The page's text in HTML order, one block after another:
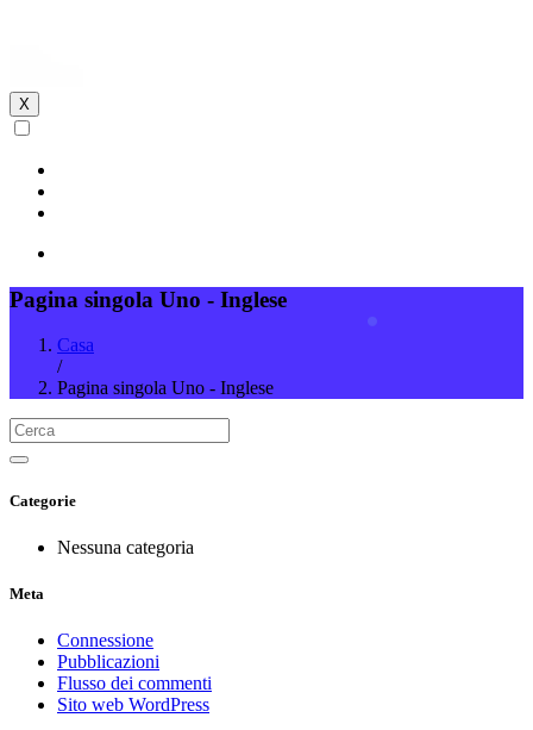
X
Pagina singola Uno - Inglese
Casa
/
Pagina singola Uno - Inglese
Categorie
Nessuna categoria
Meta
Connessione
Pubblicazioni
Flusso dei commenti
Sito web WordPress